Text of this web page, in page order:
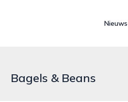
Nieuws
Bagels & Beans